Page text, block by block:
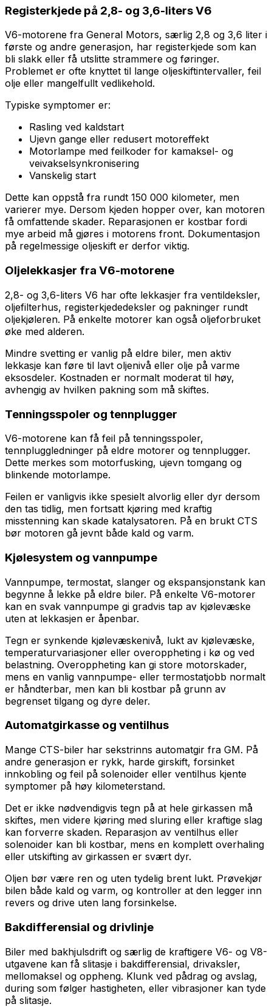
Registerkjede på 2,8- og 3,6-liters V6
V6-motorene fra General Motors, særlig 2,8 og 3,6 liter i
første og andre generasjon, har registerkjede som kan
bli slakk eller få utslitte strammere og føringer.
Problemet er ofte knyttet til lange oljeskiftintervaller, feil
olje eller mangelfullt vedlikehold.
Typiske symptomer er:
Rasling ved kaldstart
Ujevn gange eller redusert motoreffekt
Motorlampe med feilkoder for kamaksel- og
veivakselsynkronisering
Vanskelig start
Dette kan oppstå fra rundt 150 000 kilometer, men
varierer mye. Dersom kjeden hopper over, kan motoren
få omfattende skader. Reparasjonen er kostbar fordi
mye arbeid må gjøres i motorens front. Dokumentasjon
på regelmessige oljeskift er derfor viktig.
Oljelekkasjer fra V6-motorene
2,8- og 3,6-liters V6 har ofte lekkasjer fra ventildeksler,
oljefilterhus, registerkjededeksler og pakninger rundt
oljekjøleren. På enkelte motorer kan også oljeforbruket
øke med alderen.
Mindre svetting er vanlig på eldre biler, men aktiv
lekkasje kan føre til lavt oljenivå eller olje på varme
eksosdeler. Kostnaden er normalt moderat til høy,
avhengig av hvilken pakning som må skiftes.
Tenningsspoler og tennplugger
V6-motorene kan få feil på tenningsspoler,
tennpluggledninger på eldre motorer og tennplugger.
Dette merkes som motorfusking, ujevn tomgang og
blinkende motorlampe.
Feilen er vanligvis ikke spesielt alvorlig eller dyr dersom
den tas tidlig, men fortsatt kjøring med kraftig
misstenning kan skade katalysatoren. På en brukt CTS
bør motoren gå jevnt både kald og varm.
Kjølesystem og vannpumpe
Vannpumpe, termostat, slanger og ekspansjonstank kan
begynne å lekke på eldre biler. På enkelte V6-motorer
kan en svak vannpumpe gi gradvis tap av kjølevæske
uten at lekkasjen er åpenbar.
Tegn er synkende kjølevæskenivå, lukt av kjølevæske,
temperaturvariasjoner eller overoppheting i kø og ved
belastning. Overoppheting kan gi store motorskader,
mens en vanlig vannpumpe- eller termostatjobb normalt
er håndterbar, men kan bli kostbar på grunn av
begrenset tilgang og dyre deler.
Automatgirkasse og ventilhus
Mange CTS-biler har sekstrinns automatgir fra GM. På
andre generasjon er rykk, harde girskift, forsinket
innkobling og feil på solenoider eller ventilhus kjente
symptomer på høy kilometerstand.
Det er ikke nødvendigvis tegn på at hele girkassen må
skiftes, men videre kjøring med sluring eller kraftige slag
kan forverre skaden. Reparasjon av ventilhus eller
solenoider kan bli kostbar, mens en komplett overhaling
eller utskifting av girkassen er svært dyr.
Oljen bør være ren og uten tydelig brent lukt. Prøvekjør
bilen både kald og varm, og kontroller at den legger inn
revers og drive uten lang forsinkelse.
Bakdifferensial og drivlinje
Biler med bakhjulsdrift og særlig de kraftigere V6- og V8-
utgavene kan få slitasje i bakdifferensial, drivaksler,
mellomaksel og oppheng. Klunk ved pådrag og avslag,
during som følger hastigheten, eller vibrasjoner kan tyde
på slitasje.